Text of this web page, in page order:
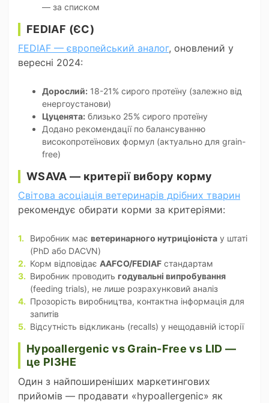
— за списком
FEDIAF (ЄС)
FEDIAF — європейський аналог, оновлений у
вересні 2024:
Дорослий: 18-21% сирого протеїну (залежно від
енергоустанови)
Цуценята: близько 25% сирого протеїну
Додано рекомендації по балансуванню
високопротеїнових формул (актуально для grain-
free)
WSAVA — критерії вибору корму
Світова асоціація ветеринарів дрібних тварин
рекомендує обирати корми за критеріями:
Виробник має ветеринарного нутриціоніста у штаті
(PhD або DACVN)
Корм відповідає AAFCO/FEDIAF стандартам
Виробник проводить годувальні випробування
(feeding trials), не лише розрахунковий аналіз
Прозорість виробництва, контактна інформація для
запитів
Відсутність відкликань (recalls) у нещодавній історії
Hypoallergenic vs Grain-Free vs LID —
це РІЗНЕ
Один з найпоширеніших маркетингових
прийомів — продавати «hypoallergenic» як